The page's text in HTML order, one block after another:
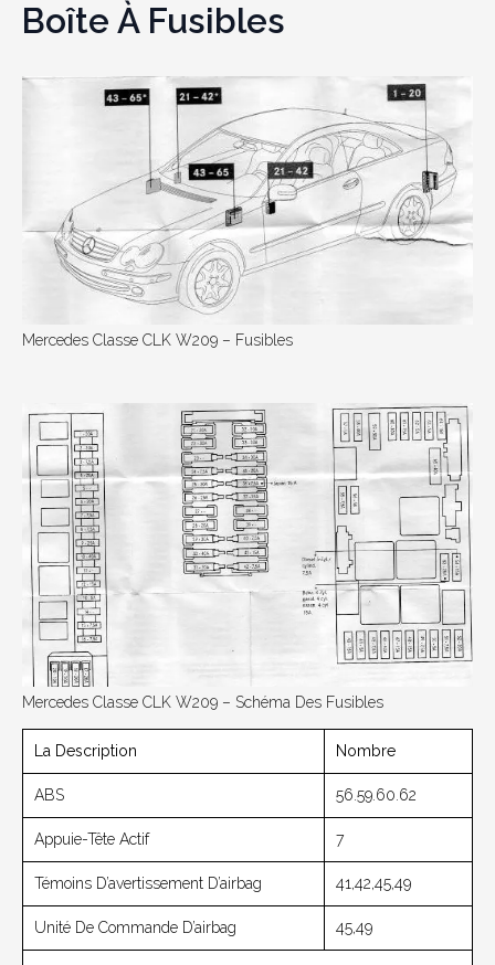
Boîte À Fusibles
Mercedes Classe CLK W209 – Fusibles
Mercedes Classe CLK W209 – Schéma Des Fusibles
La Description Nombre
ABS 56.59.60.62
Appuie-Tête Actif 7
Témoins D’avertissement D’airbag 41,42,45,49
Unité De Commande D’airbag 45,49